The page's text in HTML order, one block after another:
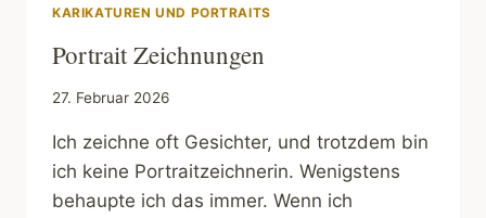
KARIKATUREN UND PORTRAITS
Portrait Zeichnungen
27. Februar 2026
Ich zeichne oft Gesichter, und trotzdem bin
ich keine Portraitzeichnerin. Wenigstens
behaupte ich das immer. Wenn ich